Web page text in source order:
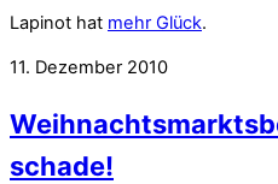
Lapinot hat mehr Glück.
11. Dezember 2010
schade!